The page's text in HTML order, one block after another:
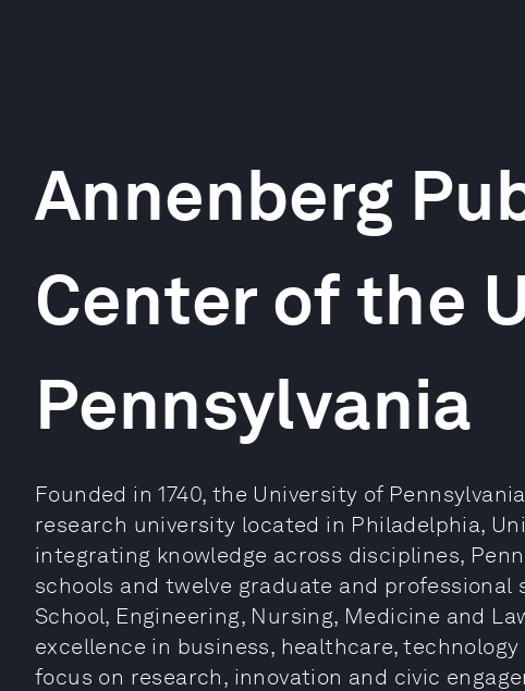
Annenberg
Center of the
Pennsylvania
Founded in 1740, the University of
research university located in Philadelphia,
integrating knowledge across disciplines,
schools and twelve graduate and professional
School, Engineering, Nursing, Medicine and
excellence in business, healthcare,
focus on research, innovation and civic